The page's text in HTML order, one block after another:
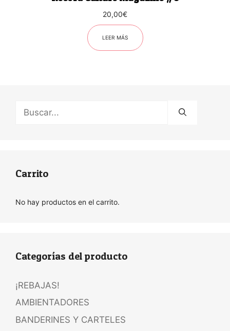
20,00€
LEER MÁS
Carrito
No hay productos en el carrito.
Categorías del producto
¡REBAJAS!
AMBIENTADORES
BANDERINES Y CARTELES